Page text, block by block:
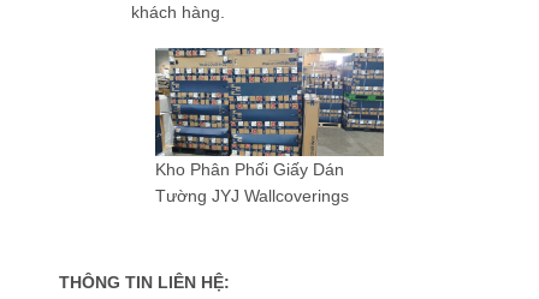
khách hàng.
Kho Phân Phối Giấy Dán
Tường JYJ Wallcoverings
THÔNG TIN LIÊN HỆ: